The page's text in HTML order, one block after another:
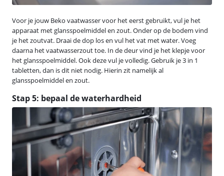
Voor je jouw Beko vaatwasser voor het eerst gebruikt, vul je het
apparaat met glansspoelmiddel en zout. Onder op de bodem vind
je het zoutvat. Draai de dop los en vul het vat met water. Voeg
daarna het vaatwasserzout toe. In de deur vind je het klepje voor
het glansspoelmiddel. Ook deze vul je volledig. Gebruik je 3 in 1
tabletten, dan is dit niet nodig. Hierin zit namelijk al
glansspoelmiddel en zout.
Stap 5: bepaal de waterhardheid